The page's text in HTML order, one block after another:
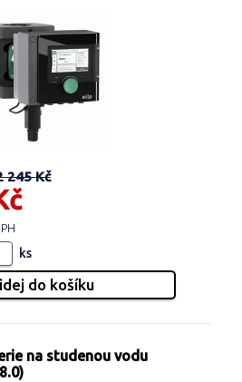
245 Kč
ks
na studenou vodu